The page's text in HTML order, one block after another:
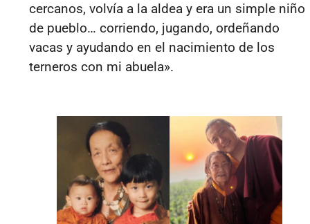
cercanos, volvía a la aldea y era un simple niño
de pueblo… corriendo, jugando, ordeñando
vacas y ayudando en el nacimiento de los
terneros con mi abuela».